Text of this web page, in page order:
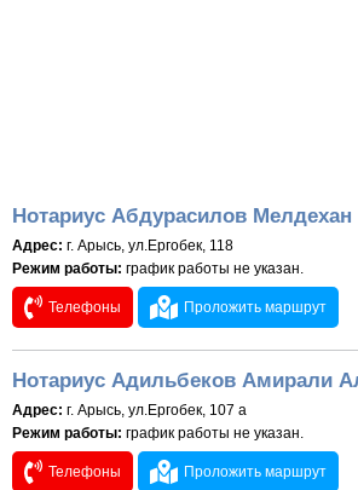
Нотариус Абдурасилов Мелдехан
Адрес: г. Арысь, ул.Ергобек, 118
Режим работы: график работы не указан.
Телефоны Проложить маршрут
Нотариус Адильбеков Амирали
Адрес: г. Арысь, ул.Ергобек, 107 а
Режим работы: график работы не указан.
Телефоны Проложить маршрут